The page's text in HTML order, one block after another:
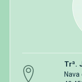
Trª.
Nava